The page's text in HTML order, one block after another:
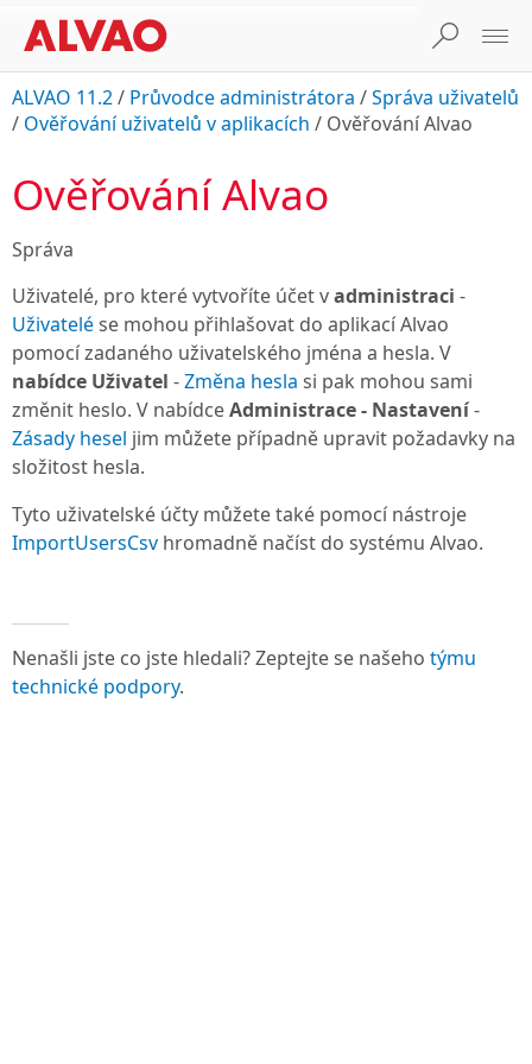
ALVAO 11.2/ Průvodce administrátora /Správa uživatelů
/ Ověřování uživatelů v aplikacích / Ověřování Alvao
Ověřování Alvao
Správa
Uživatelé, pro které vytvoříte účet vadministraci -
Uživatelése mohou přihlašovat do aplikací Alvao
pomocí zadaného uživatelského jména a hesla. V
nabídce Uživatel -Změna hesla si pak mohou sami
změnit heslo. V nabídceAdministrace - Nastavení-
Zásady hesel jim můžete případně upravit požadavky na
složitost hesla.
Tyto uživatelské účty můžete také pomocí nástroje
ImportUsersCsv hromadně načíst do systému Alvao.
Nenašli jste co jste hledali? Zeptejte se našeho týmu
technické podpory.